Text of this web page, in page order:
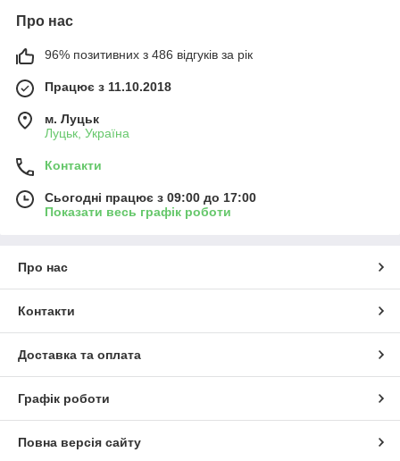
Про нас
96% позитивних з 486 відгуків за рік
Працює з 11.10.2018
м. Луцьк
Луцьк, Україна
Контакти
Сьогодні працює з 09:00 до 17:00
Показати весь графік роботи
Про нас
Контакти
Доставка та оплата
Графік роботи
Повна версія сайту